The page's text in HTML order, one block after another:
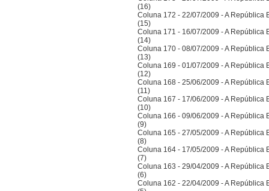
(16)
Coluna 172 - 22/07/2009 - A República
(15)
Coluna 171 - 16/07/2009 - A República
(14)
Coluna 170 - 08/07/2009 - A República
(13)
Coluna 169 - 01/07/2009 - A República
(12)
Coluna 168 - 25/06/2009 - A República
(11)
Coluna 167 - 17/06/2009 - A República
(10)
Coluna 166 - 09/06/2009 - A República
(9)
Coluna 165 - 27/05/2009 - A República
(8)
Coluna 164 - 17/05/2009 - A República
(7)
Coluna 163 - 29/04/2009 - A República
(6)
Coluna 162 - 22/04/2009 - A República